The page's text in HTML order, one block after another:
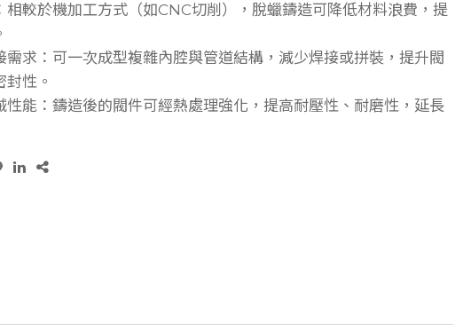
相較於機加工方式（如CNC切削），脫蠟鑄造可降低材料浪費，提
需求：可一次成型複雜內腔與管道結構，減少焊接或拼裝，提升閥
性。
性能：鑄造後的閥件可經熱處理強化，提高耐壓性、耐磨性，延長